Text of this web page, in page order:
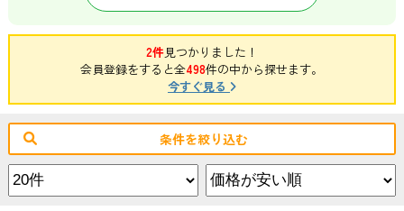
2件見つかりました！
会員登録をすると全498件の中から探せます。
今すぐ見る
条件を絞り込む